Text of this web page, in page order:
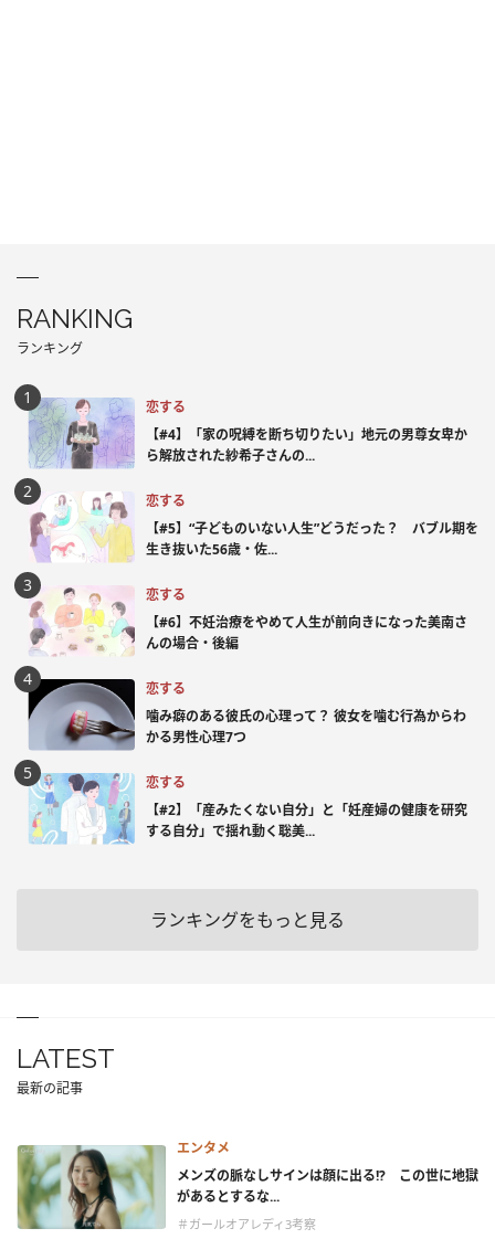
RANKING
ランキング
恋する
【#4】「家の呪縛を断ち切りたい」地元の男尊女卑か
ら解放された紗希子さんの...
恋する
【#5】“子どものいない人生”どうだった？ バブル期を
生き抜いた56歳・佐...
恋する
【#6】不妊治療をやめて人生が前向きになった美南さ
んの場合・後編
恋する
噛み癖のある彼氏の心理って？ 彼女を噛む行為からわ
かる男性心理7つ
恋する
【#2】「産みたくない自分」と「妊産婦の健康を研究
する自分」で揺れ動く聡美...
ランキングをもっと見る
LATEST
最新の記事
エンタメ
メンズの脈なしサインは顔に出る!? この世に地獄
があるとするな...
＃ガールオアレディ3考察